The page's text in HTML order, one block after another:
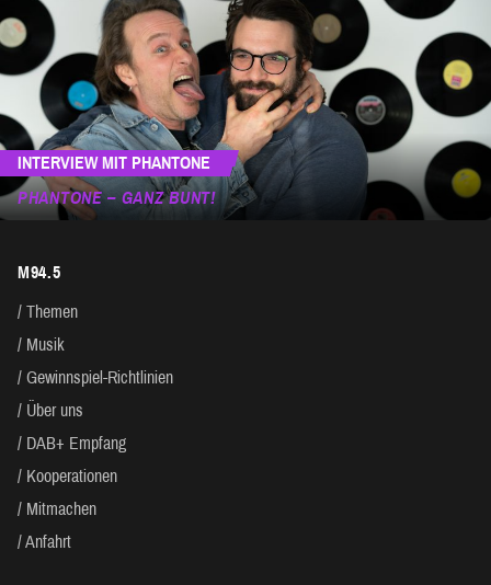
INTERVIEW MIT PHANTONE
PHANTONE – GANZ BUNT!
M94.5
Themen
Musik
Gewinnspiel-Richtlinien
Über uns
DAB+ Empfang
Kooperationen
Mitmachen
Anfahrt